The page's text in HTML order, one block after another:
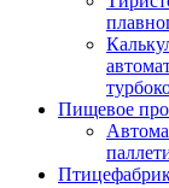
Пищевое